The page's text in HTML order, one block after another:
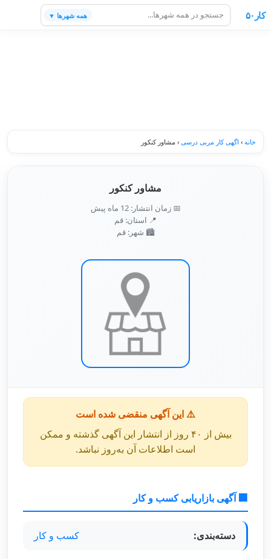
کار۵۰ همه شهرها ▼
خانه › اگهی کار مربی درسی › مشاور کنکور
مشاور کنکور
📅 زمان انتشار: 12 ماه پیش
📍 استان: قم
🏙️ شهر: قم
⚠️ این آگهی منقضی شده است
بیش از ۴۰ روز از انتشار این آگهی گذشته و ممکن
است اطلاعات آن به‌روز نباشد.
🏢 آگهی بازاریابی کسب و کار
دسته‌بندی: کسب و کار